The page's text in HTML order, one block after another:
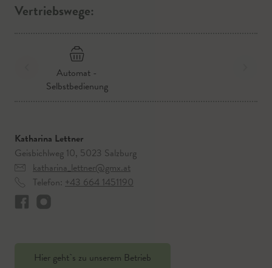
Vertriebswege:
Automat -
Selbstbedienung
Katharina Lettner
Geisbichlweg 10, 5023 Salzburg
katharina_lettner@gmx.at
Telefon: +43 664 1451190
Hier geht`s zu unserem Betrieb